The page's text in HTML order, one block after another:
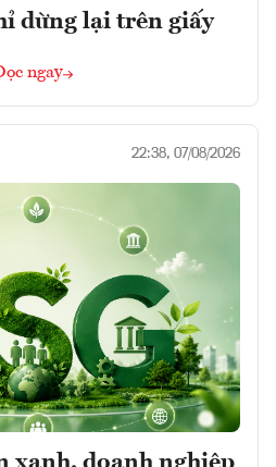
dừng lại trên giấy
ngay
22:38, 07/08/2026